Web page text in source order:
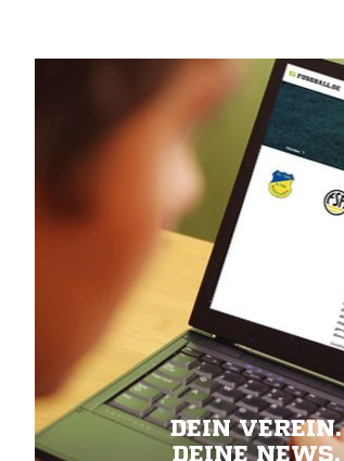
DEIN VEREIN.
DEINE NEWS.